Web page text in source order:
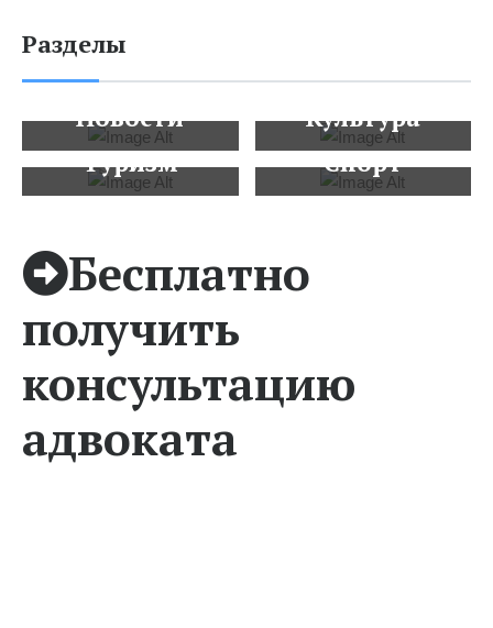
Разделы
Новости Культура
Туризм Спорт
Бесплатно
получить
консультацию
адвоката